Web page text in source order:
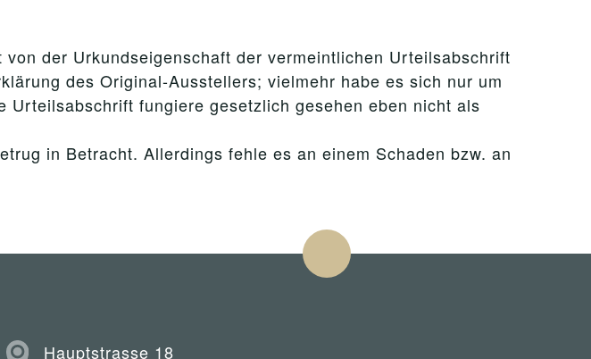
der Urkundseigenschaft der vermeintlichen Urteilsabschrift
des Original-Ausstellers; vielmehr habe es sich nur um
fungiere gesetzlich gesehen eben nicht als
in Betracht. Allerdings fehle es an einem Schaden bzw. an
Hauptstrasse 18